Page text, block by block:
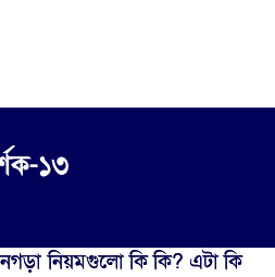
১৩
নিয়মগুলো কি কি? এটা কি